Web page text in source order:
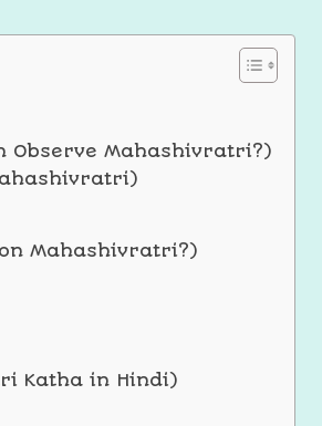
Can Observe Mahashivratri?)
Mahashivratri)
on Mahashivratri?)
Katha in Hindi)